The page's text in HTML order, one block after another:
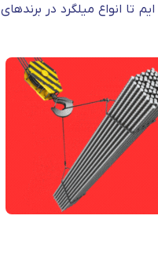
تا انواع میلگرد در برندهای